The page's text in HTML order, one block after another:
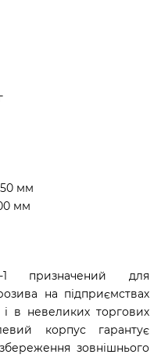
мм
мм
1 призначений для
на підприємствах
і в невеликих торгових
корпус гарантує
зовнішнього